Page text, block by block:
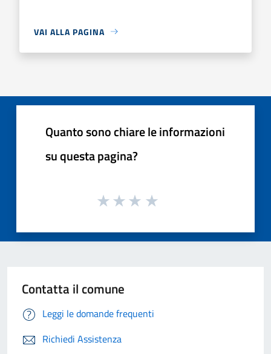
VAI ALLA PAGINA
Quanto sono chiare le informazioni
su questa pagina?
Contatta il comune
Leggi le domande frequenti
Richiedi Assistenza